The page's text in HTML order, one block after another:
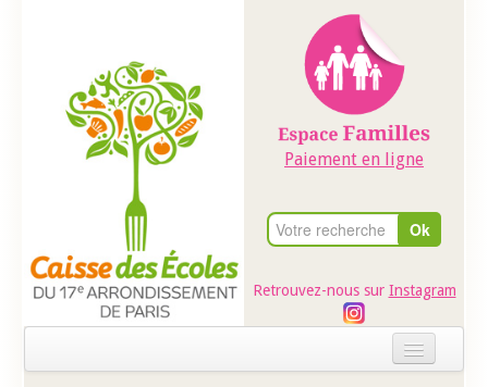
Paiement en ligne
Retrouvez-nous sur Instagram